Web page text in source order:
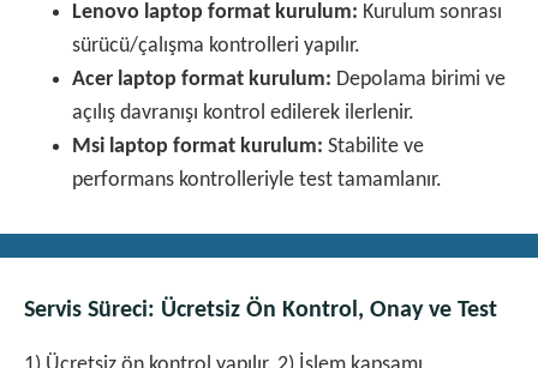
Lenovo laptop format kurulum: Kurulum sonrası
sürücü/çalışma kontrolleri yapılır.
Acer laptop format kurulum: Depolama birimi ve
açılış davranışı kontrol edilerek ilerlenir.
Msi laptop format kurulum: Stabilite ve
performans kontrolleriyle test tamamlanır.
Servis Süreci: Ücretsiz Ön Kontrol, Onay ve Test